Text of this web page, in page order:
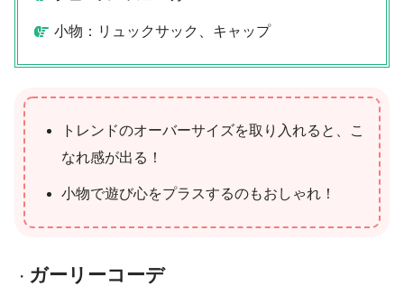
小物：リュックサック、キャップ
トレンドのオーバーサイズを取り入れると、こ
なれ感が出る！
小物で遊び心をプラスするのもおしゃれ！
・ ガーリーコーデ